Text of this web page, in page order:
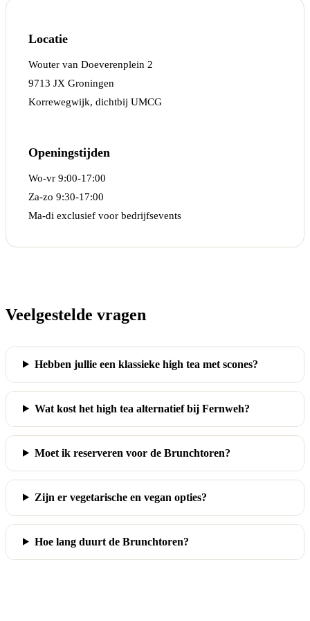
Locatie
Wouter van Doeverenplein 2
9713 JX Groningen
Korrewegwijk, dichtbij UMCG
Openingstijden
Wo-vr 9:00-17:00
Za-zo 9:30-17:00
Ma-di exclusief voor bedrijfsevents
Veelgestelde vragen
Hebben jullie een klassieke high tea met scones?
Wat kost het high tea alternatief bij Fernweh?
Moet ik reserveren voor de Brunchtoren?
Zijn er vegetarische en vegan opties?
Hoe lang duurt de Brunchtoren?